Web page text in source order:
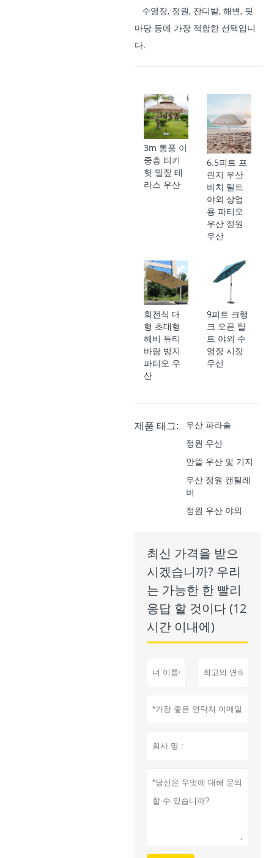
수영장, 정원, 잔디밭, 해변, 뒷
마당 등에 가장 적합한 선택입니
다.
3m 통풍 이
중층 티키
헛 밀짚 테
라스 우산
6.5피트 프
린지 우산
비치 틸트
야외 상업
용 파티오
우산 정원
우산
회전식 대
형 초대형
헤비 듀티
바람 방지
파티오 우
산
9피트 크랭
크 오픈 틸
트 야외 수
영장 시장
우산
제품 태그:
우산 파라솔
정원 우산
안뜰 우산 및 기지
우산 정원 캔틸레
버
정원 우산 야외
최신 가격을 받으
시겠습니까? 우리
는 가능한 한 빨리
응답 할 것이다 (12
시간 이내에)